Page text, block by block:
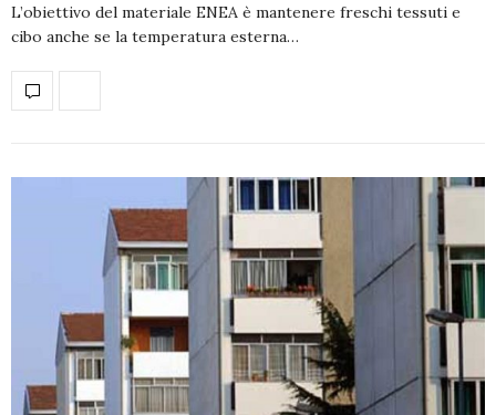
L’obiettivo del materiale ENEA è mantenere freschi tessuti e
cibo anche se la temperatura esterna…